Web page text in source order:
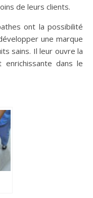
de leurs clients.
ont la possibilité
une marque
sains. Il leur ouvre la
dans le